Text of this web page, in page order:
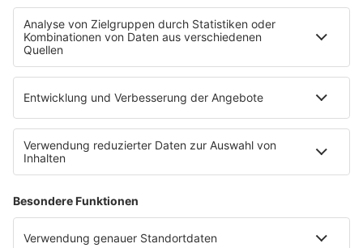
Empfang
90s90s App
Sonos
Service
FAQs
Kontakt
Datenschutz
Datenschutz Facebook & Instagram-Fanpage
Datenschutzeinstellungen